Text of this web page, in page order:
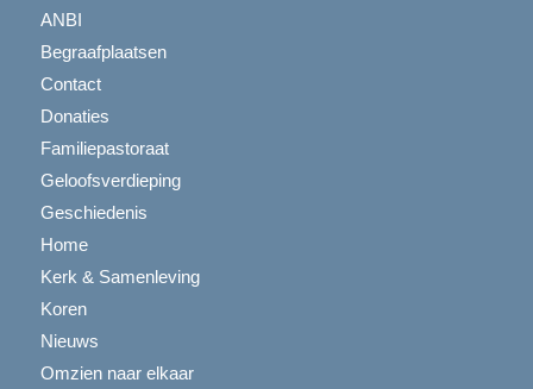
ANBI
Begraafplaatsen
Contact
Donaties
Familiepastoraat
Geloofsverdieping
Geschiedenis
Home
Kerk & Samenleving
Koren
Nieuws
Omzien naar elkaar